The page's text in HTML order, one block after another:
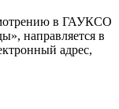
в ГАУКСО
направляется в
адрес,